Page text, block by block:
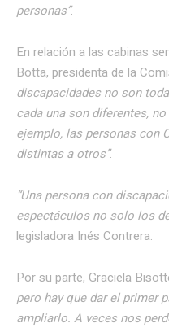
personas”.
En relación a las cabinas
Botta, presidenta de la
discapacidades no son
cada una son diferentes,
ejemplo, las personas con
distintas a otros”.
“Una persona con
espectáculos no solo los
legisladora Inés Contrera.
Por su parte, Graciela
pero hay que dar el primer
ampliarlo. A veces nos